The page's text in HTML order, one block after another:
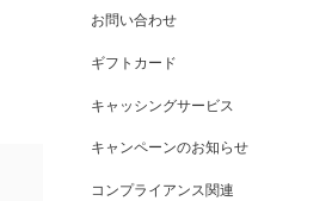
お問い合わせ
ギフトカード
キャッシングサービス
キャンペーンのお知らせ
コンプライアンス関連